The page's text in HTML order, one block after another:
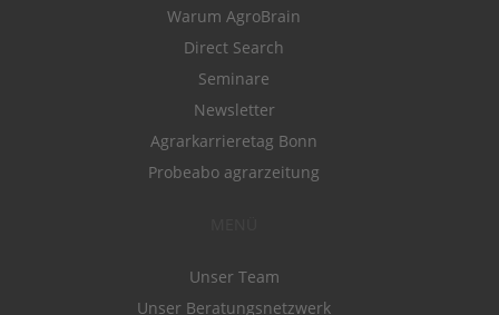
Warum AgroBrain
Direct Search
Seminare
Newsletter
Agrarkarrieretag Bonn
Probeabo agrarzeitung
Unser Team
Unser Beratungsnetzwerk